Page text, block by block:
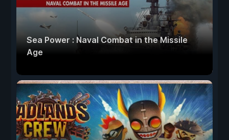
Sea Power : Naval Combat in the Missile
Age